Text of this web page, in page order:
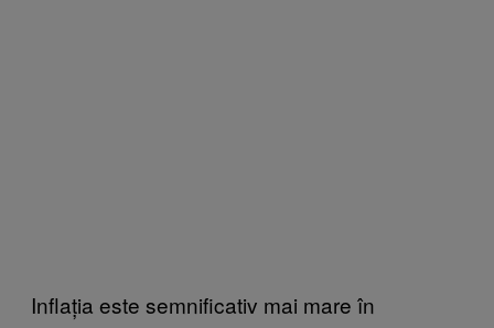
Inflația este semnificativ mai mare în